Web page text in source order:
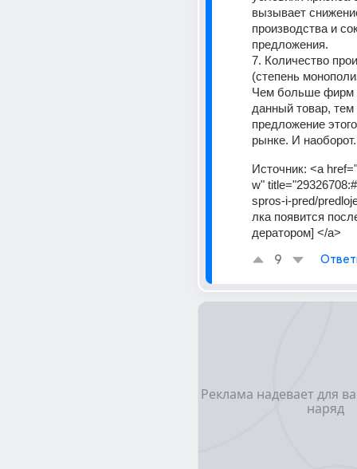
вызывает
производства и
предложения.
7. Количество
(степень
Чем больше фирм
данный товар,
предложение
рынке. И наоборот.
Источник: <a
w"
spros-i-pred/
лка появится
дератором] </a>
9